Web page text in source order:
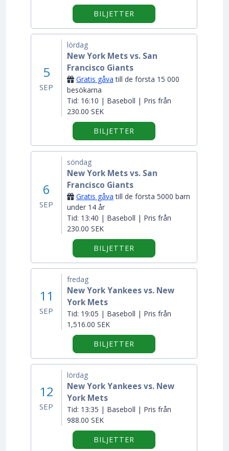
BILJETTER
5
SEP
lördag
New York Mets vs. San
Francisco Giants
Gratis gåva till de första 15 000
besökarna
Tid: 16:10 | Baseboll | Pris från
230.00 SEK
BILJETTER
6
SEP
söndag
New York Mets vs. San
Francisco Giants
Gratis gåva till de första 5000 barn
under 14 år
Tid: 13:40 | Baseboll | Pris från
230.00 SEK
BILJETTER
11
SEP
fredag
New York Yankees vs. New
York Mets
Tid: 19:05 | Baseboll | Pris från
1,516.00 SEK
BILJETTER
12
SEP
lördag
New York Yankees vs. New
York Mets
Tid: 13:35 | Baseboll | Pris från
988.00 SEK
BILJETTER